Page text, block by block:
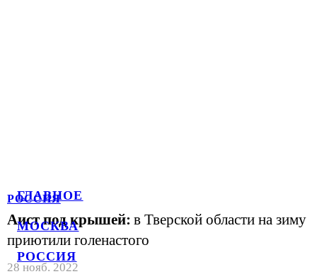
ГЛАВНОЕ
МОСКВА
РОССИЯ
РОССИЯ
Аист под крышей: в Тверской области на зиму
приютили голенастого
28 нояб. 2022